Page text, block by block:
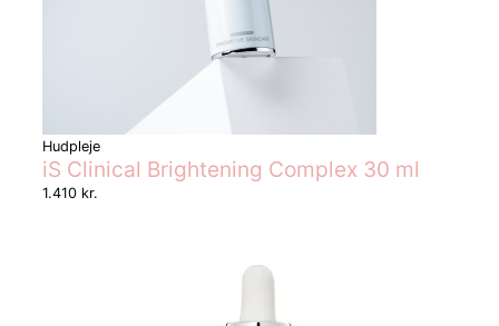
Hudpleje
iS Clinical Brightening Complex 30 ml
1.410 kr.